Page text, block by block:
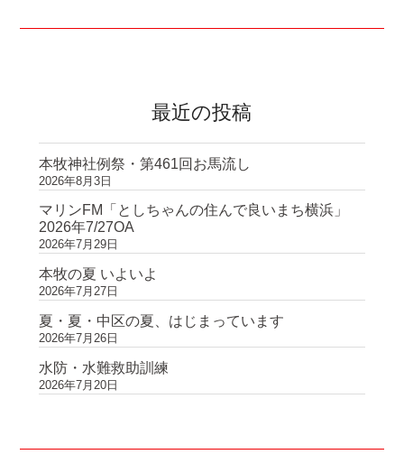
ョ
最近の投稿
本牧神社例祭・第461回お馬流し
2026年8月3日
マリンFM「としちゃんの住んで良いまち横浜」
2026年7/27OA
2026年7月29日
本牧の夏 いよいよ
2026年7月27日
夏・夏・中区の夏、はじまっています
2026年7月26日
水防・水難救助訓練
2026年7月20日